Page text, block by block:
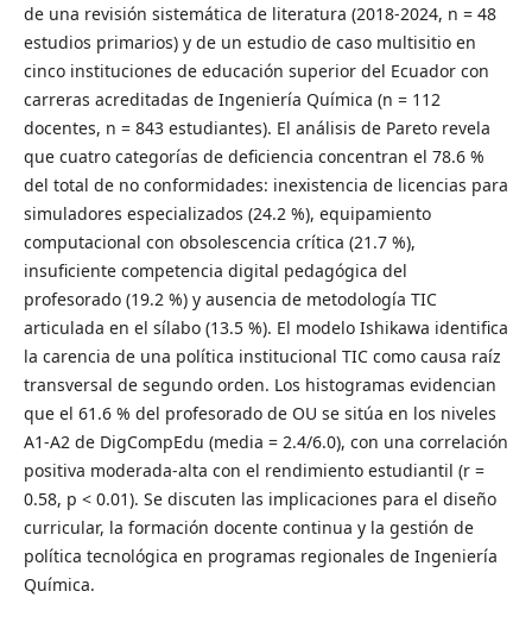
de una revisión sistemática de literatura (2018-2024, n = 48
estudios primarios) y de un estudio de caso multisitio en
cinco instituciones de educación superior del Ecuador con
carreras acreditadas de Ingeniería Química (n = 112
docentes, n = 843 estudiantes). El análisis de Pareto revela
que cuatro categorías de deficiencia concentran el 78.6 %
del total de no conformidades: inexistencia de licencias para
simuladores especializados (24.2 %), equipamiento
computacional con obsolescencia crítica (21.7 %),
insuficiente competencia digital pedagógica del
profesorado (19.2 %) y ausencia de metodología TIC
articulada en el sílabo (13.5 %). El modelo Ishikawa identifica
la carencia de una política institucional TIC como causa raíz
transversal de segundo orden. Los histogramas evidencian
que el 61.6 % del profesorado de OU se sitúa en los niveles
A1-A2 de DigCompEdu (media = 2.4/6.0), con una correlación
positiva moderada-alta con el rendimiento estudiantil (r =
0.58, p < 0.01). Se discuten las implicaciones para el diseño
curricular, la formación docente continua y la gestión de
política tecnológica en programas regionales de Ingeniería
Química.